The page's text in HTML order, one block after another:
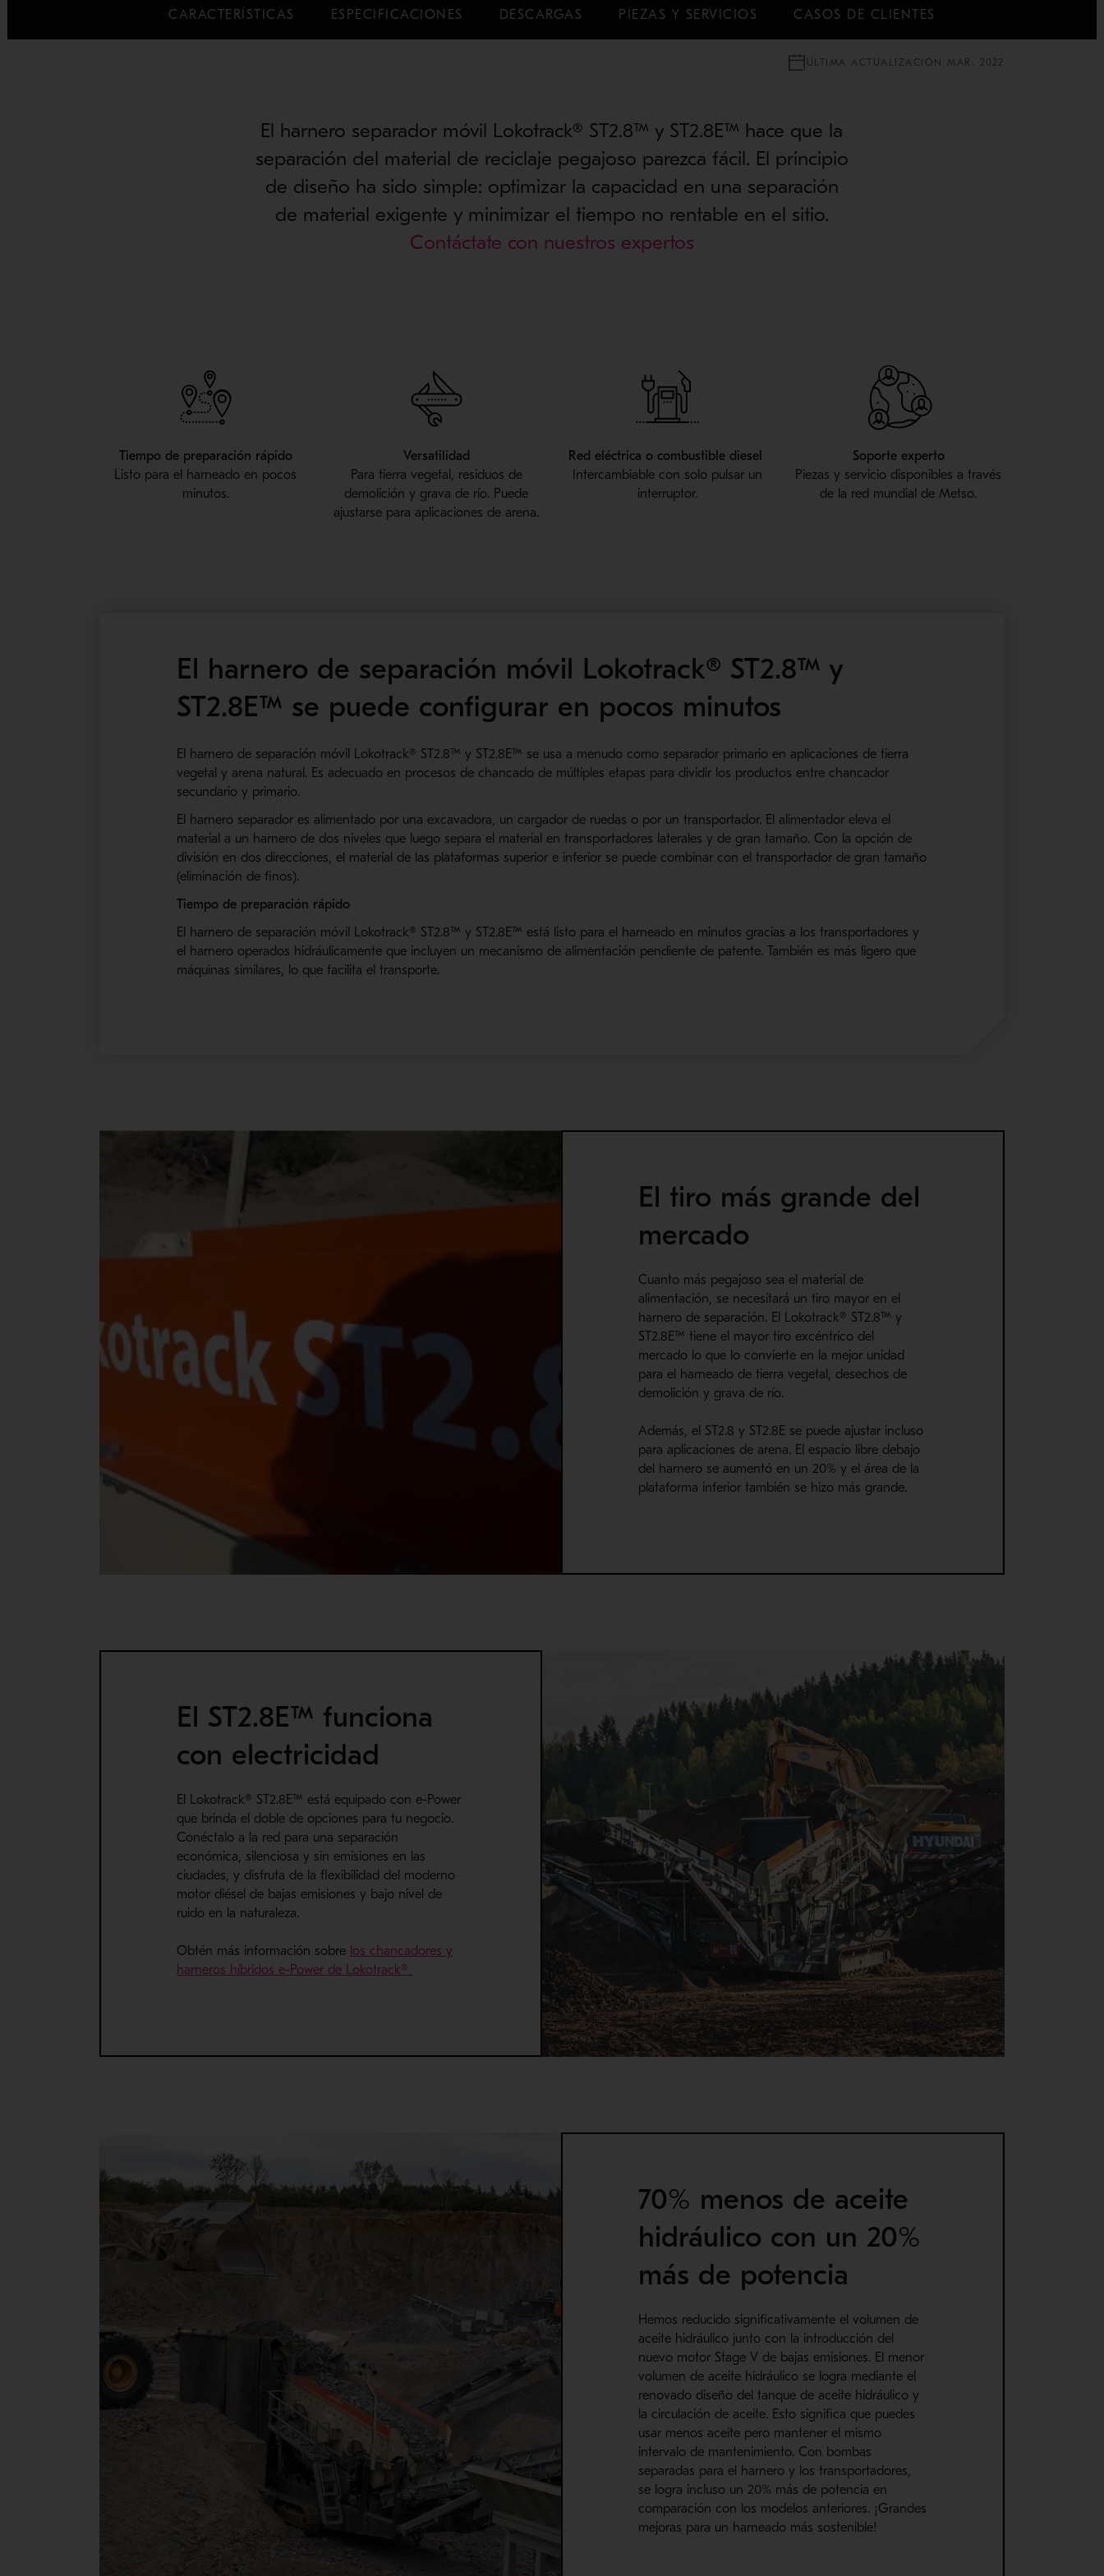
CARACTERÍSTICAS ESPECIFICACIONES DESCARGAS PIEZAS Y SERVICIOS CASOS DE CLIENTES
ÚLTIMA ACTUALIZACIÓN MAR. 2022
El harnero separador móvil Lokotrack® ST2.8™ y ST2.8E™ hace que la
separación del material de reciclaje pegajoso parezca fácil. El principio
de diseño ha sido simple: optimizar la capacidad en una separación
de material exigente y minimizar el tiempo no rentable en el sitio.
Contáctate con nuestros expertos
Tiempo de preparación rápido
Listo para el harneado en pocos
minutos.
Versatilidad
Para tierra vegetal, residuos de
demolición y grava de río. Puede
ajustarse para aplicaciones de arena.
Red eléctrica o combustible diesel
Intercambiable con solo pulsar un
interruptor.
Soporte experto
Piezas y servicio disponibles a través
de la red mundial de Metso.
El harnero de separación móvil Lokotrack® ST2.8™ y
ST2.8E™ se puede configurar en pocos minutos
El harnero de separación móvil Lokotrack® ST2.8™ y ST2.8E™ se usa a menudo como separador primario en aplicaciones de tierra
vegetal y arena natural. Es adecuado en procesos de chancado de múltiples etapas para dividir los productos entre chancador
secundario y primario.
El harnero separador es alimentado por una excavadora, un cargador de ruedas o por un transportador. El alimentador eleva el
material a un harnero de dos niveles que luego separa el material en transportadores laterales y de gran tamaño. Con la opción de
división en dos direcciones, el material de las plataformas superior e inferior se puede combinar con el transportador de gran tamaño
(eliminación de finos).
Tiempo de preparación rápido
El harnero de separación móvil Lokotrack® ST2.8™ y ST2.8E™ está listo para el harneado en minutos gracias a los transportadores y
el harnero operados hidráulicamente que incluyen un mecanismo de alimentación pendiente de patente. También es más ligero que
máquinas similares, lo que facilita el transporte.
El tiro más grande del
mercado
Cuanto más pegajoso sea el material de
alimentación, se necesitará un tiro mayor en el
harnero de separación. El Lokotrack® ST2.8™ y
ST2.8E™ tiene el mayor tiro excéntrico del
mercado lo que lo convierte en la mejor unidad
para el harneado de tierra vegetal, desechos de
demolición y grava de río.
Además, el ST2.8 y ST2.8E se puede ajustar incluso
para aplicaciones de arena. El espacio libre debajo
del harnero se aumentó en un 20% y el área de la
plataforma inferior también se hizo más grande.
El ST2.8E™ funciona
con electricidad
El Lokotrack® ST2.8E™ está equipado con e-Power
que brinda el doble de opciones para tu negocio.
Conéctalo a la red para una separación
económica, silenciosa y sin emisiones en las
ciudades, y disfruta de la flexibilidad del moderno
motor diésel de bajas emisiones y bajo nivel de
ruido en la naturaleza.
Obtén más información sobre los chancadores y
harneros híbridos e-Power de Lokotrack®
- Se abre en una nueva ventana
70% menos de aceite
hidráulico con un 20%
más de potencia
Hemos reducido significativamente el volumen de
aceite hidráulico junto con la introducción del
nuevo motor Stage V de bajas emisiones. El menor
volumen de aceite hidráulico se logra mediante el
renovado diseño del tanque de aceite hidráulico y
la circulación de aceite. Esto significa que puedes
usar menos aceite pero mantener el mismo
intervalo de mantenimiento. Con bombas
separadas para el harnero y los transportadores,
se logra incluso un 20% más de potencia en
comparación con los modelos anteriores. ¡Grandes
mejoras para un harneado más sostenible!